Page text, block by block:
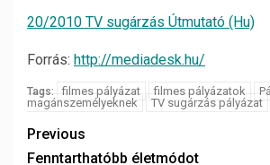
20/2010 TV sugárzás Útmutató (Hu)
Forrás: http://mediadesk.hu/
Tags: filmes pályázat filmes pályázatok
magánszemélyeknek
TV sugárzás pályázat
Previous
Fenntarthatóbb életmódot